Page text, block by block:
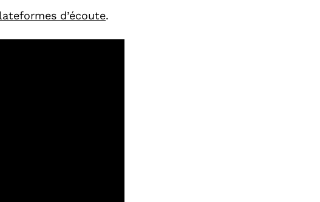
d’écoute.